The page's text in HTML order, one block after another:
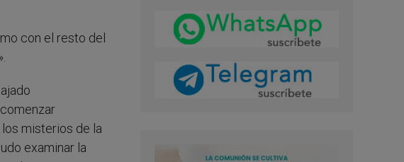
con el resto del
misterios de la
examinar la